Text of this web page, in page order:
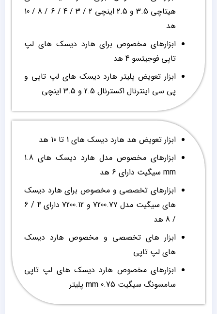
هیتاچی 3.5 و 2.5 اینچی 2 / 3 / 4 / 6 / 8 / 10
هد
ابزارهای مخصوص برای هارد دیسک های لپ
تاپی فوجیتسو 4 هد
ابزار تعویض پلیتر هارد دیسک های لپ تاپی و
پی سی اینترنال اکسترنال 2.5 و 3.5 اینچی
ابزار تعویض هد هارد دیسک های 1 تا 10 هد
ابزارهای مخصوص مدل هارد دیسک های 1.8
mm سیگیت دارای 6 هد
ابزارهای تخصصی و مخصوص برای هارد دیسک
های سیگیت مدل 7200.77 و 7200.12 دارای 4 / 6
/ 8 هد
ابزار های تخصصی و مخصوص هارد دیسک
های لپ تاپی
ابزارهای مخصوص هارد دیسک های لپ تاپی
سامسونگ سیگیت 0.75 mm پلیتر